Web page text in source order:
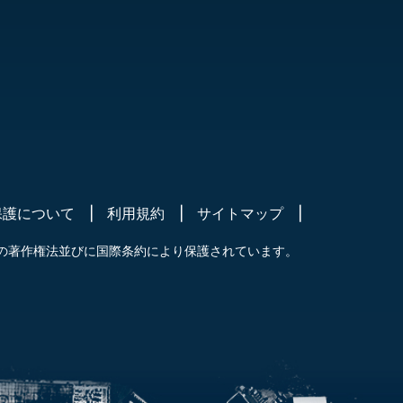
について 利用規約 サイトマップ
著作権法並びに国際条約により保護されています。